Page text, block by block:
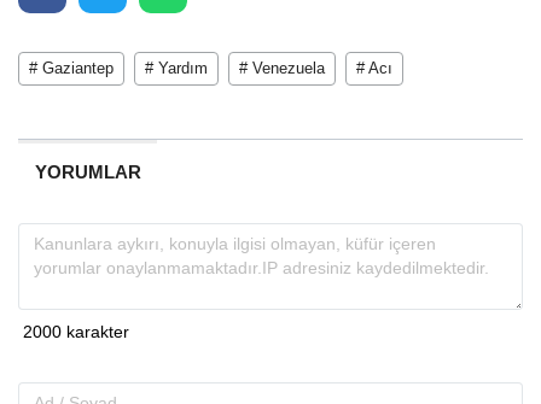
# Gaziantep # Yardım # Venezuela # Acı
YORUMLAR